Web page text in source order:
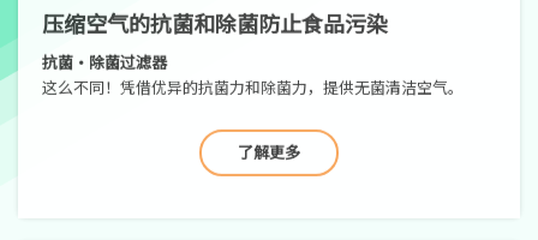
压缩空气的抗菌和除菌防止食品污染
抗菌·除菌过滤器
这么不同！凭借优异的抗菌力和除菌力，提供无菌清洁空气。
了解更多